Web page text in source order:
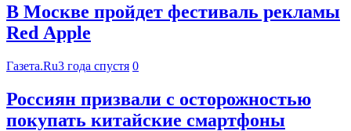
В Москве пройдет фестиваль рекламы
Red Apple
Газета.Ru3 года спустя 0
Россиян призвали с осторожностью
покупать китайские смартфоны